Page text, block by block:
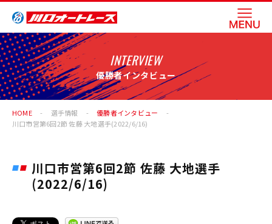
INTERVIEW
優勝者インタビュー
HOME 選手情報
優勝者インタビュー
川口市営第6回2節 佐藤 大地選手(2022/6/16)
川口市営第6回2節 佐藤 大地選手
(2022/6/16)